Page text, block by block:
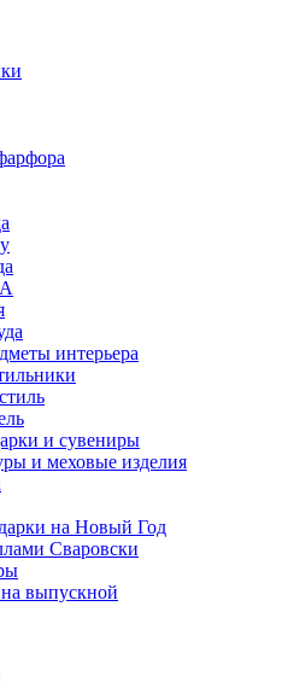
интерьера
и сувениры
и меховые изделия
на Новый Год
Сваровски
выпускной